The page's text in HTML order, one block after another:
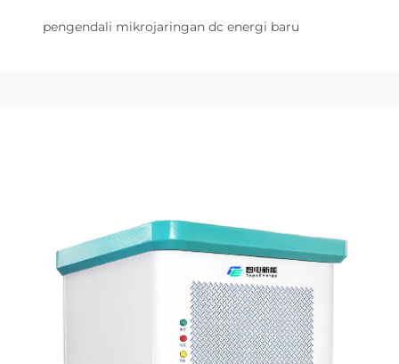
pengendali mikrojaringan dc energi baru